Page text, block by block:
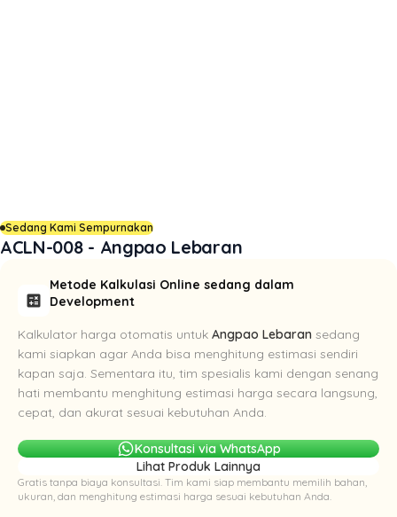
Sedang Kami Sempurnakan
ACLN-008 - Angpao Lebaran
calculate
Metode Kalkulasi Online sedang dalam
Development
Kalkulator harga otomatis untuk Angpao Lebaran sedang
kami siapkan agar Anda bisa menghitung estimasi sendiri
kapan saja. Sementara itu, tim spesialis kami dengan senang
hati membantu menghitung estimasi harga secara langsung,
cepat, dan akurat sesuai kebutuhan Anda.
Konsultasi via WhatsApp
Lihat Produk Lainnya
Gratis tanpa biaya konsultasi. Tim kami siap membantu memilih bahan,
ukuran, dan menghitung estimasi harga sesuai kebutuhan Anda.